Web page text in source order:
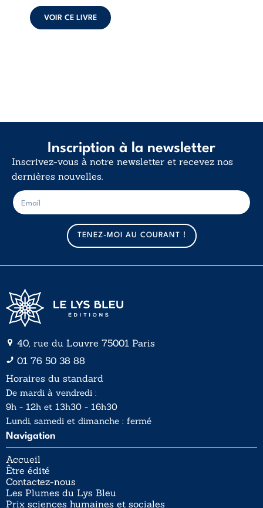
calme. Une
déclaration
d’existence pour ...
VOIR CE LIVRE
Inscription à la newsletter
Inscrivez-vous à notre newsletter et recevez nos
dernières nouvelles.
m
a
i
l
E
-
m
TENEZ-MOI AU COURANT !
40, rue du Louvre 75001 Paris
01 76 50 38 88
Horaires du standard
De mardi à vendredi :
9h - 12h et 13h30 - 16h30
Lundi, samedi et dimanche : fermé
Navigation
Accueil
Être édité
Contactez-nous
Les Plumes du Lys Bleu
Prix sciences humaines et sociales